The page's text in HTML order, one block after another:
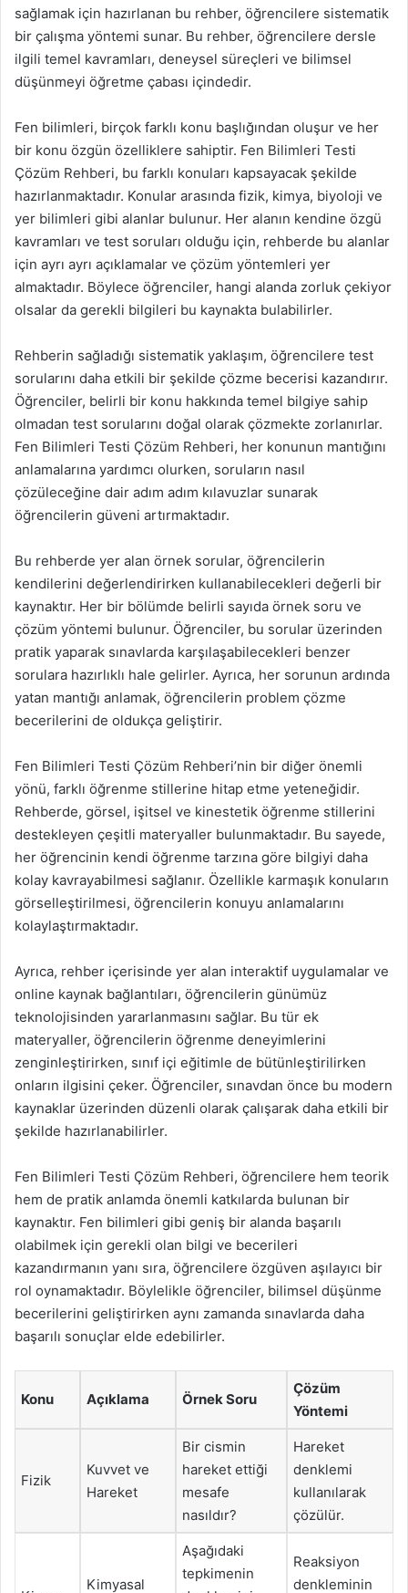
sağlamak için hazırlanan bu rehber, öğrencilere sistematik
bir çalışma yöntemi sunar. Bu rehber, öğrencilere dersle
ilgili temel kavramları, deneysel süreçleri ve bilimsel
düşünmeyi öğretme çabası içindedir.
Fen bilimleri, birçok farklı konu başlığından oluşur ve her
bir konu özgün özelliklere sahiptir. Fen Bilimleri Testi
Çözüm Rehberi, bu farklı konuları kapsayacak şekilde
hazırlanmaktadır. Konular arasında fizik, kimya, biyoloji ve
yer bilimleri gibi alanlar bulunur. Her alanın kendine özgü
kavramları ve test soruları olduğu için, rehberde bu alanlar
için ayrı ayrı açıklamalar ve çözüm yöntemleri yer
almaktadır. Böylece öğrenciler, hangi alanda zorluk çekiyor
olsalar da gerekli bilgileri bu kaynakta bulabilirler.
Rehberin sağladığı sistematik yaklaşım, öğrencilere test
sorularını daha etkili bir şekilde çözme becerisi kazandırır.
Öğrenciler, belirli bir konu hakkında temel bilgiye sahip
olmadan test sorularını doğal olarak çözmekte zorlanırlar.
Fen Bilimleri Testi Çözüm Rehberi, her konunun mantığını
anlamalarına yardımcı olurken, soruların nasıl
çözüleceğine dair adım adım kılavuzlar sunarak
öğrencilerin güveni artırmaktadır.
Bu rehberde yer alan örnek sorular, öğrencilerin
kendilerini değerlendirirken kullanabilecekleri değerli bir
kaynaktır. Her bir bölümde belirli sayıda örnek soru ve
çözüm yöntemi bulunur. Öğrenciler, bu sorular üzerinden
pratik yaparak sınavlarda karşılaşabilecekleri benzer
sorulara hazırlıklı hale gelirler. Ayrıca, her sorunun ardında
yatan mantığı anlamak, öğrencilerin problem çözme
becerilerini de oldukça geliştirir.
Fen Bilimleri Testi Çözüm Rehberi’nin bir diğer önemli
yönü, farklı öğrenme stillerine hitap etme yeteneğidir.
Rehberde, görsel, işitsel ve kinestetik öğrenme stillerini
destekleyen çeşitli materyaller bulunmaktadır. Bu sayede,
her öğrencinin kendi öğrenme tarzına göre bilgiyi daha
kolay kavrayabilmesi sağlanır. Özellikle karmaşık konuların
görselleştirilmesi, öğrencilerin konuyu anlamalarını
kolaylaştırmaktadır.
Ayrıca, rehber içerisinde yer alan interaktif uygulamalar ve
online kaynak bağlantıları, öğrencilerin günümüz
teknolojisinden yararlanmasını sağlar. Bu tür ek
materyaller, öğrencilerin öğrenme deneyimlerini
zenginleştirirken, sınıf içi eğitimle de bütünleştirilirken
onların ilgisini çeker. Öğrenciler, sınavdan önce bu modern
kaynaklar üzerinden düzenli olarak çalışarak daha etkili bir
şekilde hazırlanabilirler.
Fen Bilimleri Testi Çözüm Rehberi, öğrencilere hem teorik
hem de pratik anlamda önemli katkılarda bulunan bir
kaynaktır. Fen bilimleri gibi geniş bir alanda başarılı
olabilmek için gerekli olan bilgi ve becerileri
kazandırmanın yanı sıra, öğrencilere özgüven aşılayıcı bir
rol oynamaktadır. Böylelikle öğrenciler, bilimsel düşünme
becerilerini geliştirirken aynı zamanda sınavlarda daha
başarılı sonuçlar elde edebilirler.
Konu Açıklama Örnek Soru
Çözüm
Yöntemi
Fizik
Kuvvet ve
Hareket
Bir cismin
hareket ettiği
mesafe
nasıldır?
Hareket
denklemi
kullanılarak
çözülür.
Kimyasal
Aşağıdaki
tepkimenin
Reaksiyon
denkleminin